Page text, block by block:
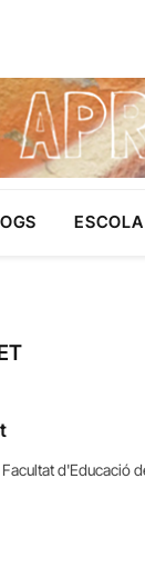
ESCOLA
d'Educació